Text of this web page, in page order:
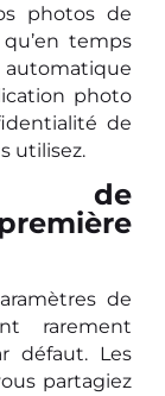
photos de
temps
automatique
photo
de
utilisez.
de
de
rarement
défaut. Les
partagiez